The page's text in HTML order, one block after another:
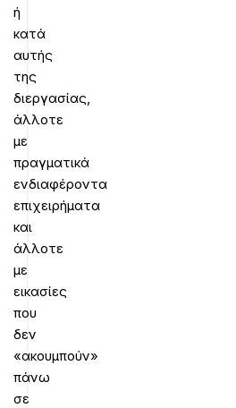
ή
κατά
αυτής
της
διεργασίας,
άλλοτε
με
πραγματικά
ενδιαφέροντα
επιχειρήματα
και
άλλοτε
με
εικασίες
που
δεν
«ακουμπούν»
πάνω
σε